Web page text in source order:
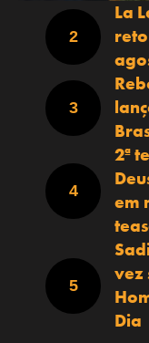
La
2ª
em
vez
Dia